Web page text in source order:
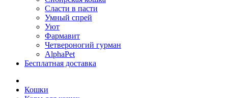
Сласти в пасти
Умный спрей
Уют
Фармавит
Четвероногий гурман
AlphaPet
Бесплатная доставка
Кошки